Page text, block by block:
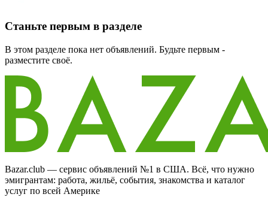
Станьте первым в разделе
В этом разделе пока нет объявлений. Будьте первым -
разместите своё.
Bazar.club — сервис объявлений №1 в США. Всё, что нужно
эмигрантам: работа, жильё, события, знакомства и каталог
услуг по всей Америке